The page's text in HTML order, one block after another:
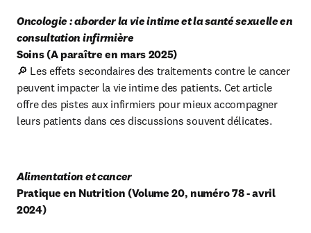
Oncologie : aborder la vie intime et la santé sexuelle en
consultation infirmière
Soins (A paraître en mars 2025)
🔎 Les effets secondaires des traitements contre le cancer
peuvent impacter la vie intime des patients. Cet article
offre des pistes aux infirmiers pour mieux accompagner
leurs patients dans ces discussions souvent délicates.
Pratique en Nutrition (Volume 20, numéro 78 - avril
2024)